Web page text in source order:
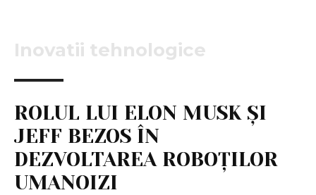
Inovatii tehnologice
ROLUL LUI ELON MUSK ȘI
JEFF BEZOS ÎN
DEZVOLTAREA ROBOȚILOR
UMANOIZI